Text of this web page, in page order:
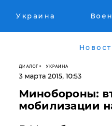
Украина
ДИАЛОГ УКРАИНА
3 марта 2015, 10:53
Минобороны:
мобилизации